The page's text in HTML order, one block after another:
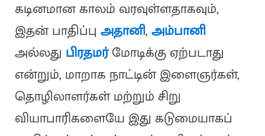
கடினமான காலம் வரவுள்ளதாகவும்,
இதன் பாதிப்பு அதானி,அம்பானி
அல்லது பிரதமர்மோடிக்கு ஏற்படாது
என்றும், மாறாக நாட்டின் இளைஞர்கள்,
தொழிலாளர்கள் மற்றும் சிறு
வியாபாரிகளையே இது கடுமையாகப்